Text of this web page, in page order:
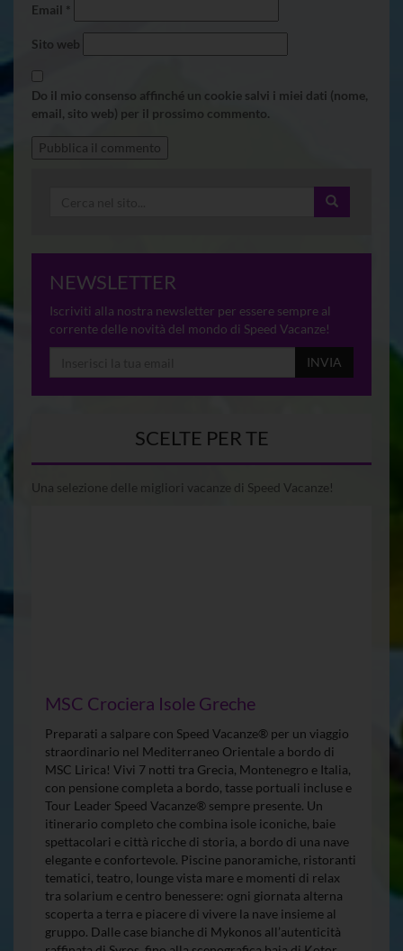
Email *
Sito web
Do il mio consenso affinché un cookie salvi i miei dati (nome,
email, sito web) per il prossimo commento.
NEWSLETTER
Iscriviti alla nostra newsletter per essere sempre al
corrente delle novità del mondo di Speed Vacanze!
INVIA
SCELTE PER TE
Una selezione delle migliori vacanze di Speed Vacanze!
MSC Crociera Isole Greche
Preparati a salpare con Speed Vacanze® per un viaggio
straordinario nel Mediterraneo Orientale a bordo di
MSC Lirica! Vivi 7 notti tra Grecia, Montenegro e Italia,
con pensione completa a bordo, tasse portuali incluse e
Tour Leader Speed Vacanze® sempre presente. Un
itinerario completo che combina isole iconiche, baie
spettacolari e città ricche di storia, a bordo di una nave
elegante e confortevole. Piscine panoramiche, ristoranti
tematici, teatro, lounge vista mare e momenti di relax
tra solarium e centro benessere: ogni giornata alterna
scoperta a terra e piacere di vivere la nave insieme al
gruppo. Dalle case bianche di Mykonos all’autenticità